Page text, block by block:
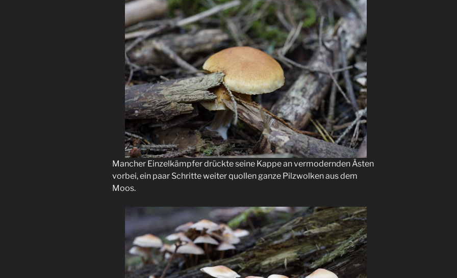
Mancher Einzelkämpfer drückte seine Kappe an vermodernden Ästen
vorbei, ein paar Schritte weiter quollen ganze Pilzwolken aus dem
Moos.